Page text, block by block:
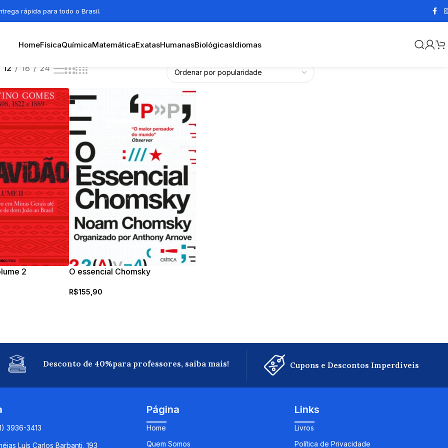
rápida para todo o Brasil.
HomeFísicaQuímicaMatemáticaExatasHumanasBiológicasIdiomas
12 18 24
2 O essencial Chomsky
R$155,90
Desconto de 40%para professores, saiba mais! Cupons e Descontos Imperdíveis
3936-3413
Luís Carlos Barbanti, 193
Página
Home
Quem Somos
Links
Livros
Política de Privacidade